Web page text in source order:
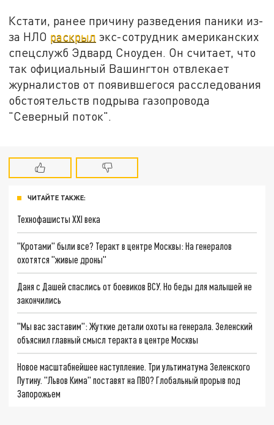
Кстати, ранее причину разведения паники из-
за НЛО раскрыл экс-сотрудник американских
спецслужб Эдвард Сноуден. Он считает, что
так официальный Вашингтон отвлекает
журналистов от появившегося расследования
обстоятельств подрыва газопровода
"Северный поток".
ЧИТАЙТЕ ТАКЖЕ:
Технофашисты XXI века
"Кротами" были все? Теракт в центре Москвы: На генералов
охотятся "живые дроны"
Даня с Дашей спаслись от боевиков ВСУ. Но беды для малышей не
закончились
"Мы вас заставим": Жуткие детали охоты на генерала. Зеленский
объяснил главный смысл теракта в центре Москвы
Новое масштабнейшее наступление. Три ультиматума Зеленского
Путину. "Львов Кима" поставят на ПВО? Глобальный прорыв под
Запорожьем